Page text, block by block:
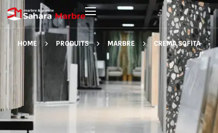
HOME PRODUITS MARBRE CREMA SOFITA